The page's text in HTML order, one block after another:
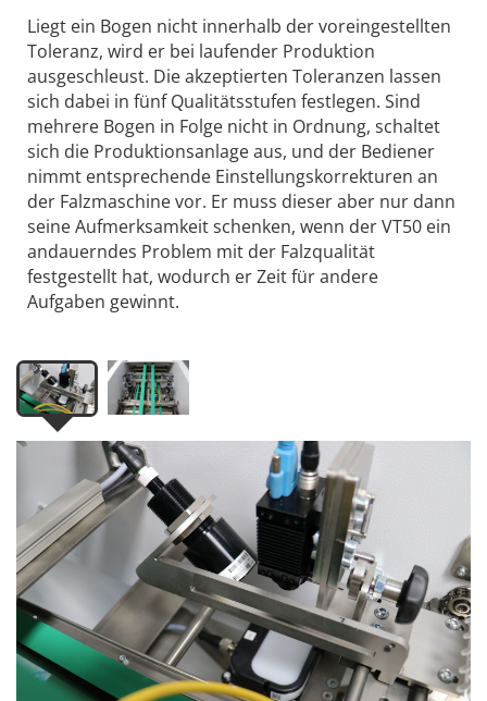
Liegt ein Bogen nicht innerhalb der voreingestellten
Toleranz, wird er bei laufender Produktion
ausgeschleust. Die akzeptierten Toleranzen lassen
sich dabei in fünf Qualitätsstufen festlegen. Sind
mehrere Bogen in Folge nicht in Ordnung, schaltet
sich die Produktionsanlage aus, und der Bediener
nimmt entsprechende Einstellungskorrekturen an
der Falzmaschine vor. Er muss dieser aber nur dann
seine Aufmerksamkeit schenken, wenn der VT50 ein
andauerndes Problem mit der Falzqualität
festgestellt hat, wodurch er Zeit für andere
Aufgaben gewinnt.